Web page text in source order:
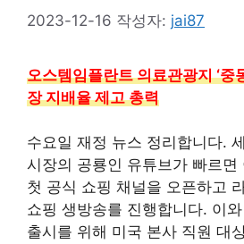
2023-12-16 작성자: jai87
오스템임플란트 의료관광지 ‘중
장 지배율 제고 총력
수요일 재정 뉴스 정리합니다.
시장의 공룡인 유튜브가 빠르면
첫 공식 쇼핑 채널을 오픈하고
쇼핑 생방송를 진행합니다. 이
출시를 위해 미국 본사 직원 대